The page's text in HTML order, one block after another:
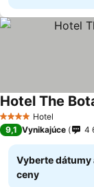
4 Počet hviezdičiek
Hotel
Hotel The
9,1 Vynikajúce 4
Vyberte dátumy
ceny